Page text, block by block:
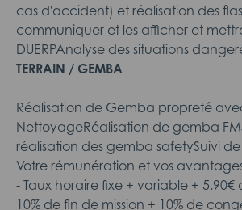
cas d'accident) et réalisation des
communiquer et les afficher et
DUERPAnalyse des situations
TERRAIN / GEMBA
Réalisation de Gemba propreté
NettoyageRéalisation de gemba
réalisation des gemba safetySuivi de
Votre rémunération et vos
- Taux horaire fixe + variable +
10% de fin de mission + 10% de